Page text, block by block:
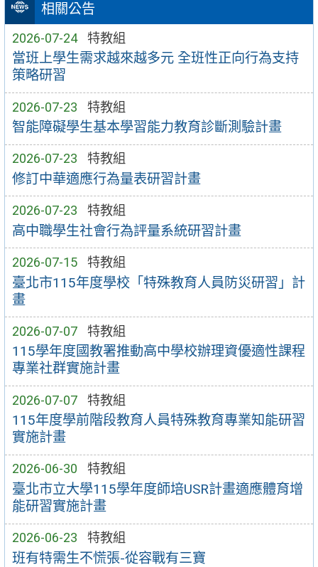
相關公告
2026-07-24 特教組
當班上學生需求越來越多元 全班性正向行為支持
策略研習
2026-07-23 特教組
智能障礙學生基本學習能力教育診斷測驗計畫
2026-07-23 特教組
修訂中華適應行為量表研習計畫
2026-07-23 特教組
高中職學生社會行為評量系統研習計畫
2026-07-15 特教組
臺北市115年度學校「特殊教育人員防災研習」計
畫
2026-07-07 特教組
115學年度國教署推動高中學校辦理資優適性課程
專業社群實施計畫
2026-07-07 特教組
115年度學前階段教育人員特殊教育專業知能研習
實施計畫
2026-06-30 特教組
臺北市立大學115學年度師培USR計畫適應體育增
能研習實施計畫
2026-06-23 特教組
班有特需生不慌張-從容戰有三寶